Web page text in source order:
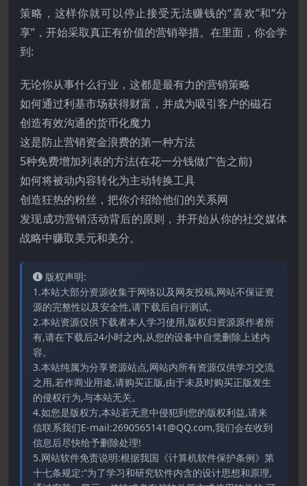
策略，这样你就可以停止接受无法赚钱的“喜欢”和“分
享”，开始采取真正有价值的营销举措。在里面，你会学
到:
无论你从事什么行业，这都是最有力的营销策略
如何通过利基市场获得财富，并成为吸引客户的磁石
创造有效沟通的货币化魔力
这是防止营销资金浪费的第一种方法
5种免费增加列表的方法(在花一分钱做广告之前)
如何将被动内容转化为主动转换工具
创造狂热的粉丝，把你介绍给他们的关系网
发现成功营销活动背后的原则，并开始从你的社交媒体
战略中赚取美元和美分。
版权声明:
1.本站大部分资源收集于网络以及网友投稿,网站不保证资
源的完整性以及安全性,请下载后自行测试。
2.本站资源仅供下载者本人学习使用,版权归资源原作者所
有,请在下载后24小时之内,从您的设备中自觉删除上述内
容。
3.本站纯属为分享资源站点,网站内所有资源仅供学习交流
之用,若作商业用途,请购买正版,由于未及时购买正版发生
的侵权行为,与本站无关。
4.如您是版权方,本站若无意中侵犯到您的版权利益,请来
信联系我们E-mail:2690565141@QQ.com,我们会在收到
信息后尽快给予删除处理!
5.网站软件免责说明:根据我国《计算机软件保护条例》第
十七条规定:“为了学习和研究软件内含的设计思想和原理,